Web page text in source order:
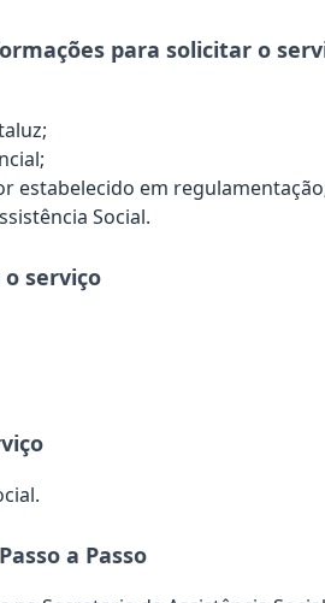
para solicitar o
estabelecido em
Social.
serviço
a Passo